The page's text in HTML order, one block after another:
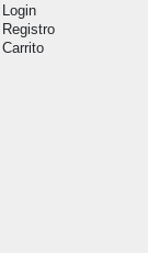
Login
Registro
Carrito